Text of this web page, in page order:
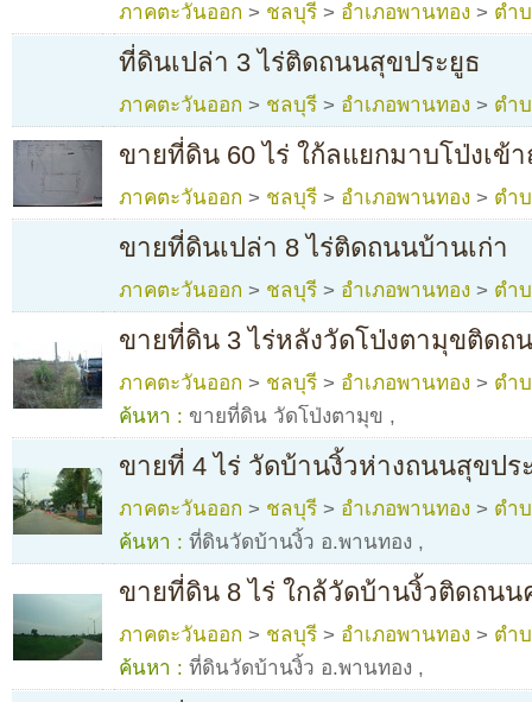
ภาคตะวันออก > ชลบุรี > อำเภอพานทอง > ตำ
ที่ดินเปล่า 3 ไร่ติดถนนสุขประยูธ
ภาคตะวันออก > ชลบุรี > อำเภอพานทอง > ตำ
ขายที่ดิน 60 ไร่ ใก้ลแยกมาบโป่งเข้
ภาคตะวันออก > ชลบุรี > อำเภอพานทอง > ตำ
ขายที่ดินเปล่า 8 ไร่ติดถนนบ้านเก่า
ภาคตะวันออก > ชลบุรี > อำเภอพานทอง > ตำ
ขายที่ดิน 3 ไร่หลังวัดโป่งตามุขติดถ
ภาคตะวันออก > ชลบุรี > อำเภอพานทอง > ตำ
ค้นหา : ขายที่ดิน วัดโป่งตามุข ,
ขายที่ 4 ไร่ วัดบ้านงิ้วห่างถนนสุขปร
ภาคตะวันออก > ชลบุรี > อำเภอพานทอง > ตำ
ค้นหา : ที่ดินวัดบ้านงิ้ว อ.พานทอง ,
ขายที่ดิน 8 ไร่ ใกล้วัดบ้านงิ้วติดถนน
ภาคตะวันออก > ชลบุรี > อำเภอพานทอง > ตำ
ค้นหา : ที่ดินวัดบ้านงิ้ว อ.พานทอง ,